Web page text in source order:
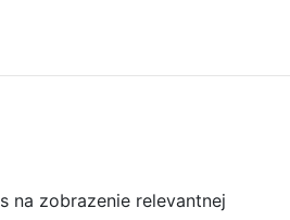
na zobrazenie relevantnej